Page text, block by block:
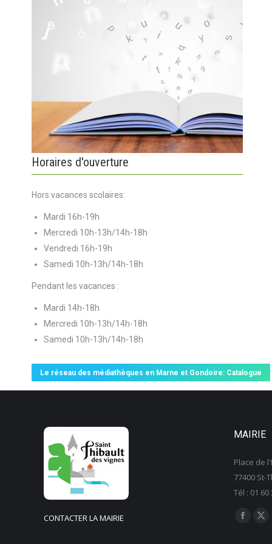
Horaires d'ouverture
Hors vacances scolaires:
Mardi 16h-19h
Mercredi 10h-13h/14h-18h
Vendredi 16h-19h
Samedi 10h-13h/14h-18h
Pendant les vacances :
Mardi 14h-18h
Mercredi 10h-13h/14h-18h
Samedi 10h-13h/14h-18h
Le réseau des médiathèques en Marne et Gondoire: Catalogue
CONTACTER LA MAIRIE
MAIRIE
Place de
77400 St-
Tél : 01 60
Trouvez
La
La